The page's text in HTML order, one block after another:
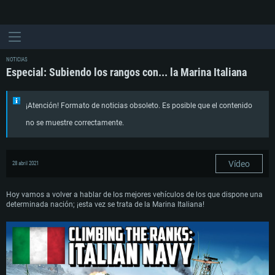
NOTICIAS
Especial: Subiendo los rangos con... la Marina Italiana
¡Atención! Formato de noticias obsoleto. Es posible que el contenido
no se muestre correctamente.
28 abril 2021 Vídeo
Hoy vamos a volver a hablar de los mejores vehículos de los que dispone una
determinada nación; ¡esta vez se trata de la Marina Italiana!